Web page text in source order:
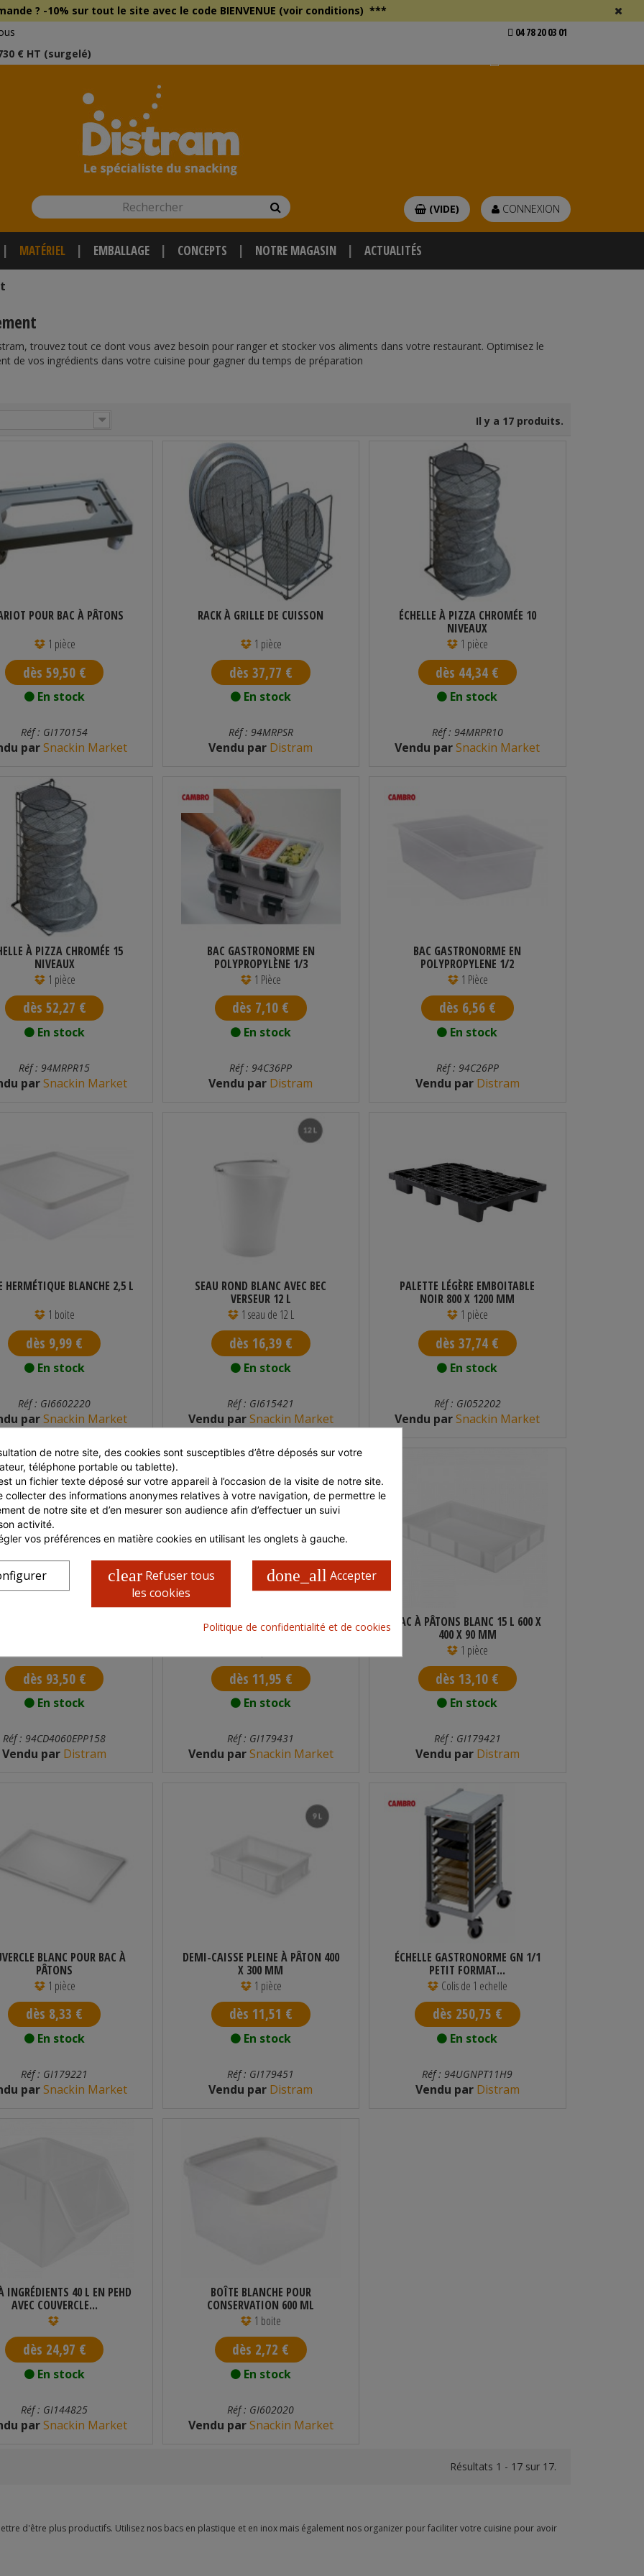
? -10% sur tout le site avec le code BIENVENUE (voir conditions) ***
€ HT (surgelé)
04 78 20 03 01
Rechercher Rechercher CONNEXION
(VIDE)
MATÉRIEL EMBALLAGE CONCEPTS NOTRE MAGASIN ACTUALITÉS
trouvez tout ce dont vous avez besoin pour ranger et stocker vos aliments dans votre restaurant. Optimisez le
de vos ingrédients dans votre cuisine pour gagner du temps de préparation
Il y a 17 produits.
POUR BAC À PÂTONS
1 pièce
dès 59,50 €
En stock
Réf : GI170154
parSnackin Market
RACK À GRILLE DE CUISSON
1 pièce
dès 37,77 €
En stock
Réf : 94MRPSR
Vendu par Distram
ÉCHELLE À PIZZA CHROMÉE 10
NIVEAUX
1 pièce
dès 44,34 €
En stock
Réf : 94MRPR10
Vendu parSnackin Market
À PIZZA CHROMÉE 15
NIVEAUX
1 pièce
dès 52,27 €
En stock
Réf : 94MRPR15
parSnackin Market
BAC GASTRONORME EN
POLYPROPYLÈNE 1/3
1 Pièce
dès 7,10 €
En stock
Réf : 94C36PP
Vendu par Distram
BAC GASTRONORME EN
POLYPROPYLENE 1/2
1 Pièce
dès 6,56 €
En stock
Réf : 94C26PP
Vendu parDistram
HERMÉTIQUE BLANCHE 2,5 L
1 boite
dès 9,99 €
En stock
Réf : GI6602220
parSnackin Market
SEAU ROND BLANC AVEC BEC
VERSEUR 12 L
1 seau de 12 L
dès 16,39 €
En stock
Réf : GI615421
Vendu parSnackin Market
PALETTE LÉGÈRE EMBOITABLE
NOIR 800 X 1200 MM
1 pièce
dès 37,74 €
En stock
Réf : GI052202
Vendu parSnackin Market
dès 93,50 €
En stock
Réf : 94CD4060EPP158
Vendu par Distram
BAC À PÂTONS 9 L
dès 11,95 €
En stock
Réf : GI179431
Vendu parSnackin Market
BAC À PÂTONS BLANC 15 L 600 X
400 X 90 MM
1 pièce
dès 13,10 €
En stock
Réf : GI179421
Vendu parDistram
BLANC POUR BAC À
PÂTONS
1 pièce
dès 8,33 €
En stock
Réf : GI179221
parSnackin Market
DEMI-CAISSE PLEINE À PÂTON 400
X 300 MM
1 pièce
dès 11,51 €
En stock
Réf : GI179451
Vendu par Distram
ÉCHELLE GASTRONORME GN 1/1
PETIT FORMAT...
Colis de 1 echelle
dès 250,75 €
En stock
Réf : 94UGNPT11H9
Vendu parDistram
INGRÉDIENTS 40 L EN PEHD
AVEC COUVERCLE...
dès 24,97 €
En stock
Réf : GI144825
parSnackin Market
BOÎTE BLANCHE POUR
CONSERVATION 600 ML
1 boite
dès 2,72 €
En stock
Réf : GI602020
Vendu parSnackin Market
Résultats 1 - 17 sur 17.
d'être plus productifs. Utilisez nos bacs en plastique et en inox mais également nos organizer pour faciliter votre cuisine pour avoir
de notre site, des cookies sont susceptibles d’être déposés sur votre
téléphone portable ou tablette).
un fichier texte déposé sur votre appareil à l’occasion de la visite de notre site.
collecter des informations anonymes relatives à votre navigation, de permettre le
de notre site et d’en mesurer son audience afin d’effectuer un suivi
activité.
vos préférences en matière cookies en utilisant les onglets à gauche.
done_allAccepter
clear Refuser tous
les cookies
Politique de confidentialité et de cookies